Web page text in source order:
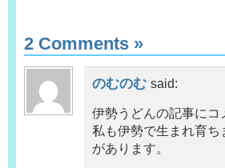
2 Comments »
のむのむ said:
伊勢うどんの記事に
私も伊勢で生まれ育
があります。